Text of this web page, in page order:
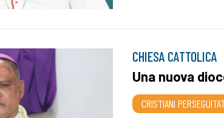
CHIESA CATTOLICA
Una nuova
CRISTIANI